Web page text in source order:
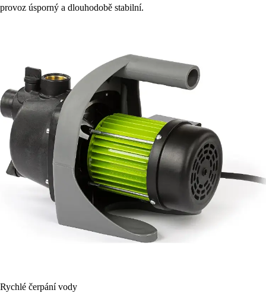
provoz úsporný a dlouhodobě stabilní.
Rychlé čerpání vody